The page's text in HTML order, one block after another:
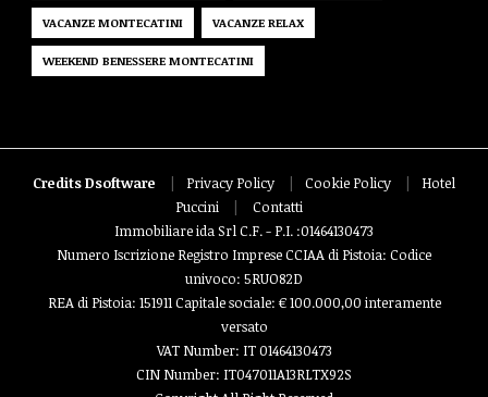
VACANZE MONTECATINI VACANZE RELAX
WEEKEND BENESSERE MONTECATINI
Credits Dsoftware | Privacy Policy | Cookie Policy |
Hotel
Puccini
|
Contatti
Immobiliare ida Srl C.F. - P.I. :01464130473
Numero Iscrizione Registro Imprese CCIAA di Pistoia: Codice
univoco: 5RUO82D
REA di Pistoia: 151911 Capitale sociale: € 100.000,00 interamente
versato
VAT Number: IT 01464130473
CIN Number: IT047011A13RLTX92S